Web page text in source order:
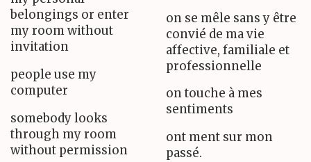
belongings or enter
my room without
invitation
people use my
computer
somebody looks
through my room
without permission
on se mêle sans y être
convié de ma vie
affective, familiale et
professionnelle
on touche à mes
sentiments
ont ment sur mon
passé.